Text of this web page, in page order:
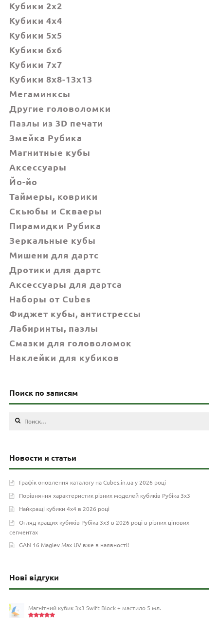
Кубики 2x2
Кубики 4x4
Кубики 5x5
Кубики 6х6
Кубики 7х7
Кубики 8x8-13x13
Мегаминксы
Другие головоломки
Пазлы из 3D печати
Змейка Рубика
Магнитные кубы
Аксессуары
Йо-йо
Таймеры, коврики
Скьюбы и Скваеры
Пирамидки Рубика
Зеркальные кубы
Мишени для дартс
Дротики для дартс
Аксессуары для дартса
Наборы от Cubes
Фиджет кубы, антистрессы
Лабиринты, пазлы
Смазки для головоломок
Наклейки для кубиков
Поиск по записям
Найти:
Новости и статьи
Графік оновлення каталогу на Cubes.in.ua у 2026 році
Порівняння характеристик різних моделей кубиків Рубіка 3х3
Найкращі кубики 4х4 в 2026 році
Огляд кращих кубиків Рубіка 3х3 в 2026 році в різних цінових
сегментах
GAN 16 Maglev Max UV вже в наявності!
Нові відгуки
Магнітний кубик 3х3 Swift Block + мастило 5 мл.